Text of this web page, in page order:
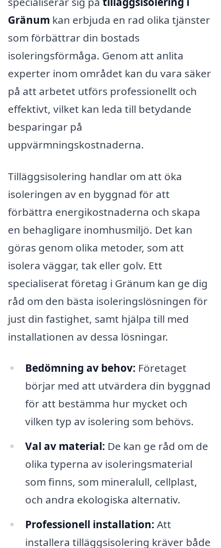
Gränum kan erbjuda en rad olika tjänster
som förbättrar din bostads
isoleringsförmåga. Genom att anlita
experter inom området kan du vara säker
på att arbetet utförs professionellt och
effektivt, vilket kan leda till betydande
besparingar på
uppvärmningskostnaderna.
Tilläggsisolering handlar om att öka
isoleringen av en byggnad för att
förbättra energikostnaderna och skapa
en behagligare inomhusmiljö. Det kan
göras genom olika metoder, som att
isolera väggar, tak eller golv. Ett
specialiserat företag i Gränum kan ge dig
råd om den bästa isoleringslösningen för
just din fastighet, samt hjälpa till med
installationen av dessa lösningar.
Bedömning av behov: Företaget
börjar med att utvärdera din byggnad
för att bestämma hur mycket och
vilken typ av isolering som behövs.
Val av material: De kan ge råd om de
olika typerna av isoleringsmaterial
som finns, som mineralull, cellplast,
och andra ekologiska alternativ.
Professionell installation: Att
installera tilläggsisolering kräver både